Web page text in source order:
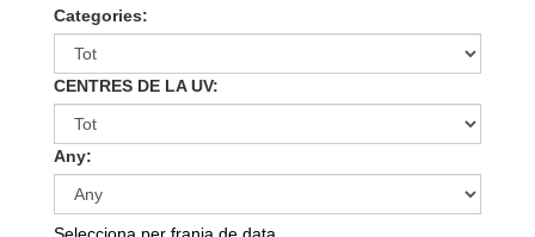
Categories:
CENTRES DE LA UV:
Any: